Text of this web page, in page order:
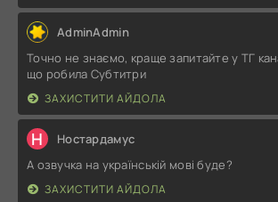
AdminAdmin
Точно не знаємо, краще запитайте у ТГ
що робила Субтитри
ЗАХИСТИТИ АЙДОЛА
Н Ностардамус
А озвучка на українській мові буде?
ЗАХИСТИТИ АЙДОЛА